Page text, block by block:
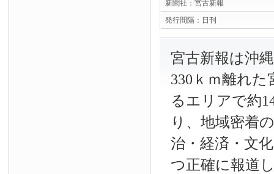
新聞社： 宮古新報
発行間隔： 日刊
宮古新報は沖
330ｋｍ離れ
るエリアで約
り、地域密着
治・経済・文
つ正確に報道